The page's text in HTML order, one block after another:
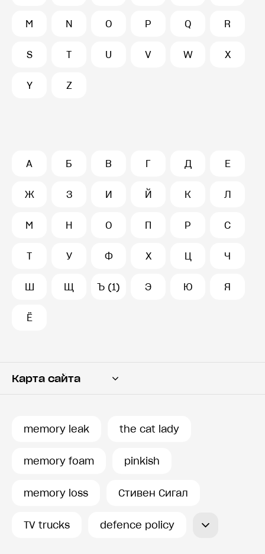
M N O P Q R
S T U V W X
Y Z
А Б В Г Д Е
Ж З И Й К Л
М Н О П Р С
Т У Ф Х Ц Ч
Ш Щ Ъ (1) Э Ю Я
Ё
Карта сайта
memory leak the cat lady
memory foam pinkish
memory loss Стивен Сигал
TV trucks defence policy